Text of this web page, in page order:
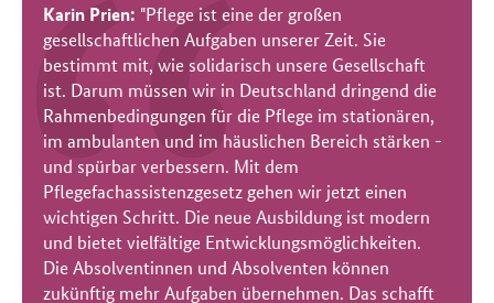
Karin Prien: "Pflege ist eine der großen
gesellschaftlichen Aufgaben unserer Zeit. Sie
bestimmt mit, wie solidarisch unsere Gesellschaft
ist. Darum müssen wir in Deutschland dringend die
Rahmenbedingungen für die Pflege im stationären,
im ambulanten und im häuslichen Bereich stärken -
und spürbar verbessern. Mit dem
Pflegefachassistenzgesetz gehen wir jetzt einen
wichtigen Schritt. Die neue Ausbildung ist modern
und bietet vielfältige Entwicklungsmöglichkeiten.
Die Absolventinnen und Absolventen können
zukünftig mehr Aufgaben übernehmen. Das schafft